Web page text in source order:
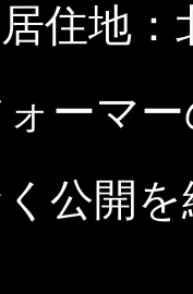
住地
ーマー
公開